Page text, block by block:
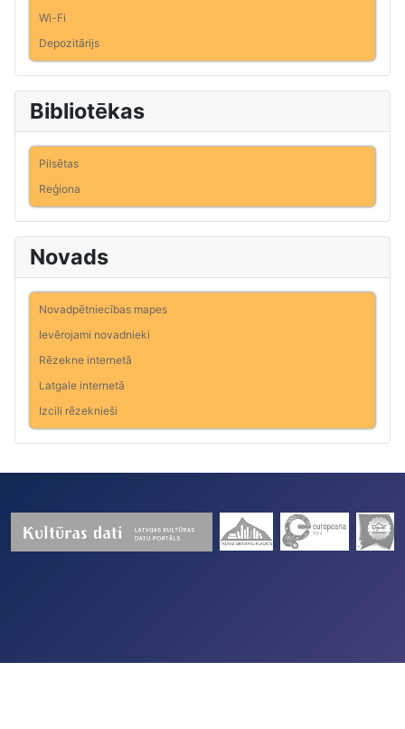
Wi-Fi
Depozitārijs
Bibliotēkas
Pilsētas
Reģiona
Novads
Novadpētniecības mapes
Ievērojami novadnieki
Rēzekne internetā
Latgale internetā
Izcili rēzeknieši